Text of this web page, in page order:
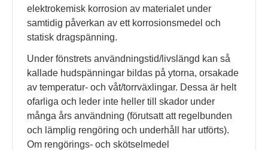
elektrokemisk korrosion av materialet under
samtidig påverkan av ett korrosionsmedel och
statisk dragspänning.
Under fönstrets användningstid/livslängd kan så
kallade hudspänningar bildas på ytorna, orsakade
av temperatur- och våt/torrväxlingar. Dessa är helt
ofarliga och leder inte heller till skador under
många års användning (förutsatt att regelbunden
och lämplig rengöring och underhåll har utförts).
Om rengörings- och skötselmedel